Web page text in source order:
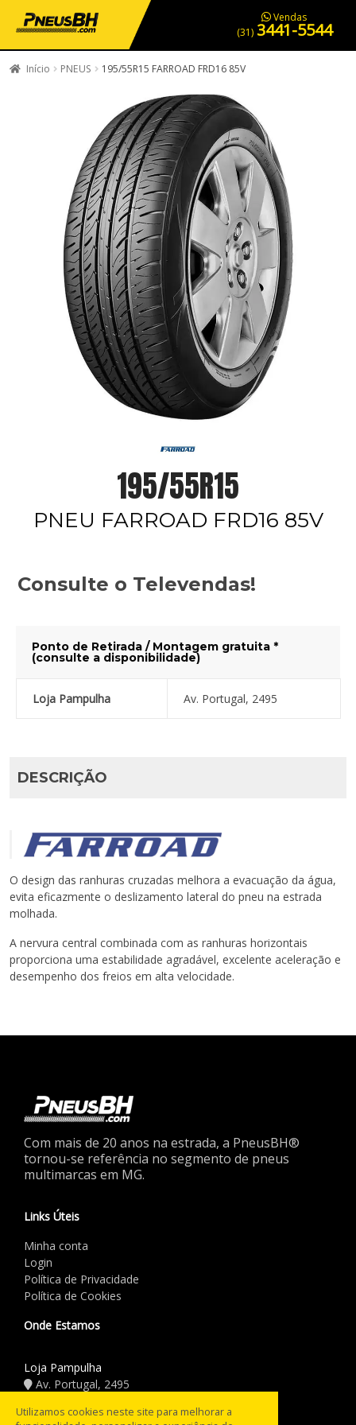
PNEUS EM OFERTA SERVIÇOS AUTOMOTIVOS NOSSA LOJA
Vendas
(31) 3441-5544
Início PNEUS 195/55R15 FARROAD FRD16 85V
195/55R15
PNEU FARROAD FRD16 85V
Consulte o Televendas!
Ponto de Retirada / Montagem gratuita *
(consulte a disponibilidade)
Loja Pampulha Av. Portugal, 2495
DESCRIÇÃO
O design das ranhuras cruzadas melhora a evacuação da água,
evita eficazmente o deslizamento lateral do pneu na estrada
molhada.
A nervura central combinada com as ranhuras horizontais
proporciona uma estabilidade agradável, excelente aceleração e
desempenho dos freios em alta velocidade.
Com mais de 20 anos na estrada, a PneusBH®
tornou-se referência no segmento de pneus
multimarcas em MG.
Links Úteis
Minha conta
Login
Política de Privacidade
Política de Cookies
Onde Estamos
Loja Pampulha
Av. Portugal, 2495
Utilizamos cookies neste site para melhorar a